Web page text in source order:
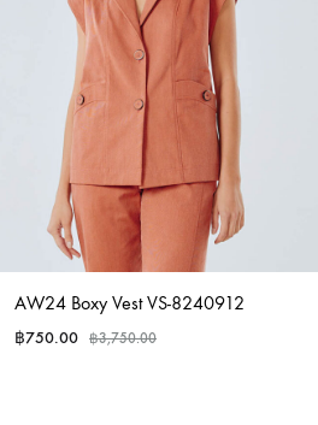
AW24 Boxy Vest VS-8240912
฿750.00 ฿3,750.00